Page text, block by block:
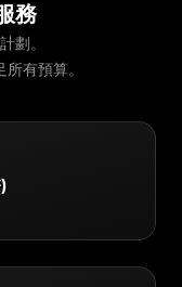
務
劃。
有預算。
)